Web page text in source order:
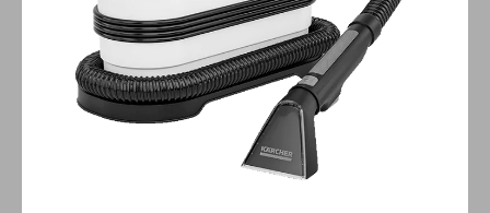
wattů. Balení obsahuje pěnový filtr, vliesový filtrační
sáček, hubici štěrbinovou a podlahovou s klipovými
vložkami.